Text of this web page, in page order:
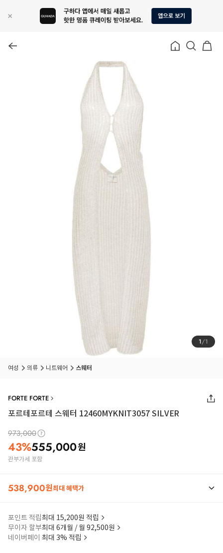
1/1
여성 의류 니트웨어 스웨터
FORTE FORTE
포르테포르테 스웨터 12460MYKNIT3057 SILVER
973,000
43%555,000원
관부가세 포함
538,900원최대 혜택가
포인트 적립최대 15,200원 적립
무이자 할부최대 6개월 / 월 92,500원
네이버페이 최대 3% 적립